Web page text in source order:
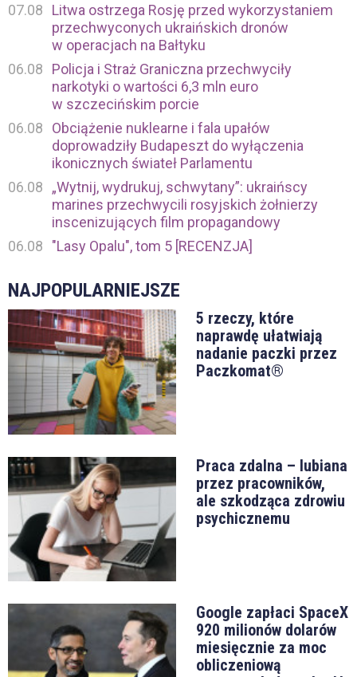
07.08
Litwa ostrzega Rosję przed wykorzystaniem
przechwyconych ukraińskich dronów
w operacjach na Bałtyku
06.08
Policja i Straż Graniczna przechwyciły
narkotyki o wartości 6,3 mln euro
w szczecińskim porcie
06.08
Obciążenie nuklearne i fala upałów
doprowadziły Budapeszt do wyłączenia
ikonicznych świateł Parlamentu
06.08
„Wytnij, wydrukuj, schwytany”: ukraińscy
marines przechwycili rosyjskich żołnierzy
inscenizujących film propagandowy
06.08
"Lasy Opalu", tom 5 [RECENZJA]
NAJPOPULARNIEJSZE
5 rzeczy, które
naprawdę ułatwiają
nadanie paczki przez
Paczkomat®
Praca zdalna – lubiana
przez pracowników,
ale szkodząca zdrowiu
psychicznemu
Google zapłaci SpaceX
920 milionów dolarów
miesięcznie za moc
obliczeniową